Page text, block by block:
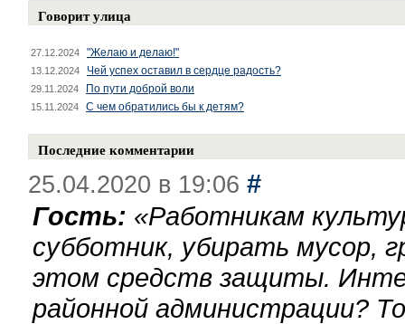
Говорит улица
27.12.2024 "Желаю и делаю!"
13.12.2024 Чей успех оставил в сердце радость?
29.11.2024 По пути доброй воли
15.11.2024 С чем обратились бы к детям?
Последние комментарии
25.04.2020 в 19:06 #
Гость: «Работникам
субботник, убирать мусор,
этом средств защиты.
районной администрации?